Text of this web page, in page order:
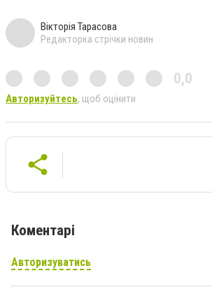
Вікторія Тарасова
Редакторка стрічки новин
0,0
Авторизуйтесь, щоб оцінити
Коментарі
Авторизуватись